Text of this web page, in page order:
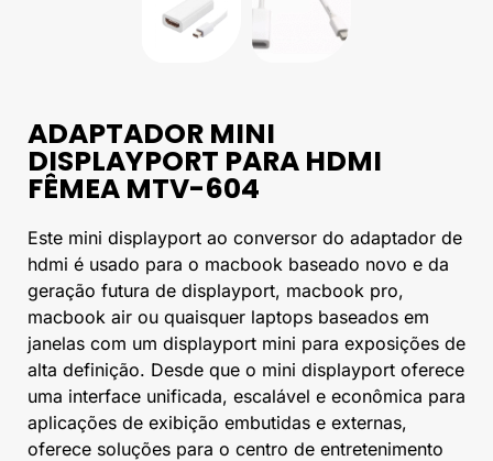
ADAPTADOR MINI
DISPLAYPORT PARA HDMI
FÊMEA MTV-604
Este mini displayport ao conversor do adaptador de
hdmi é usado para o macbook baseado novo e da
geração futura de displayport, macbook pro,
macbook air ou quaisquer laptops baseados em
janelas com um displayport mini para exposições de
alta definição. Desde que o mini displayport oferece
uma interface unificada, escalável e econômica para
aplicações de exibição embutidas e externas,
oferece soluções para o centro de entretenimento